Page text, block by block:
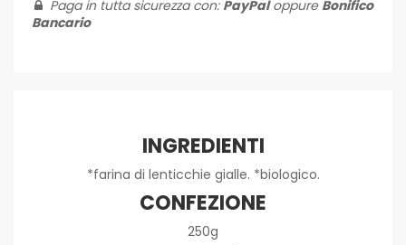
Paga in tutta sicurezza con: PayPaloppure Bonifico
Bancario
INGREDIENTI
*farina di lenticchie gialle. *biologico.
CONFEZIONE
250g